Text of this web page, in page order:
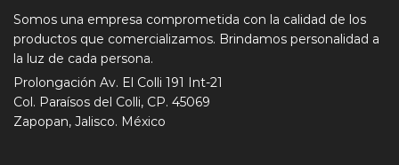
Somos una empresa comprometida con la calidad de los
productos que comercializamos. Brindamos personalidad a
la luz de cada persona.
Prolongación Av. El Colli 191 Int-21
Col. Paraísos del Colli, CP. 45069
Zapopan, Jalisco. México